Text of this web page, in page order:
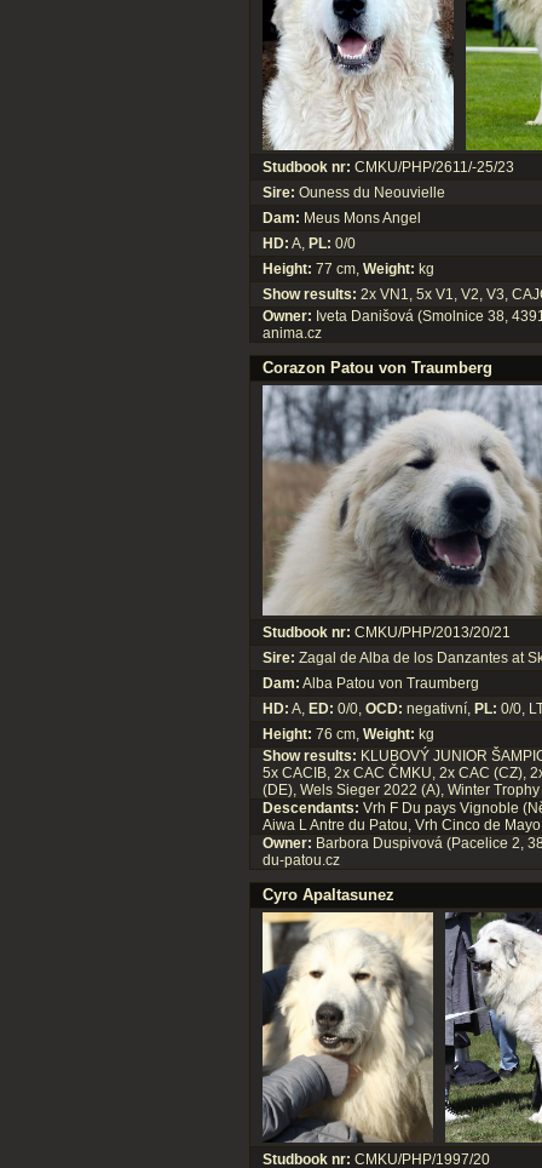
Studbook nr: CMKU/PHP/2611/-25/23
Sire: Ouness du Neouvielle
Dam: Meus Mons Angel
HD: A, PL: 0/0
Height: 77 cm, Weight: kg
Show results: 2x VN1, 5x V1, V2, V3,
Owner: Iveta Danišová (Smolnice 38,
anima.cz
Corazon Patou von Traumberg
Studbook nr: CMKU/PHP/2013/20/21
Sire: Zagal de Alba de los Danzantes at
Dam: Alba Patou von Traumberg
HD: A, ED: 0/0, OCD: negativní, PL: 0/0,
Height: 76 cm, Weight: kg
Show results: KLUBOVÝ JUNIOR
5x CACIB, 2x CAC ČMKU, 2x CAC (CZ),
(DE), Wels Sieger 2022 (A), Winter Trophy
Descendants: Vrh F Du pays Vignoble
Aiwa L Antre du Patou, Vrh Cinco de
Owner: Barbora Duspivová (Pacelice 2,
du-patou.cz
Cyro Apaltasunez
Studbook nr: CMKU/PHP/1997/20